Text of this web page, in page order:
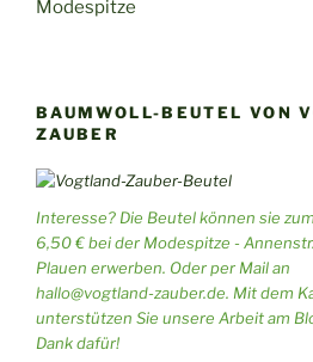
Modespitze
BAUMWOLL-BEUTEL VON
ZAUBER
Interesse? Die Beutel können sie
6,50 € bei der Modespitze -
Plauen erwerben. Oder per Mail an
hallo@vogtland-zauber.de. Mit dem
unterstützen Sie unsere Arbeit am
Dank dafür!